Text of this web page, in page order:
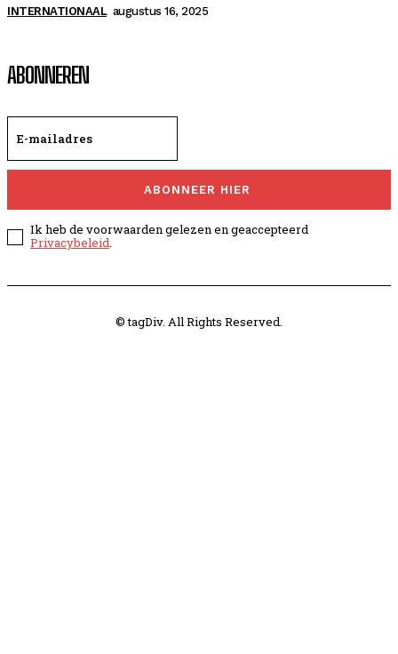
INTERNATIONAAL augustus 16, 2025
ABONNEREN
ABONNEER HIER
Ik heb de voorwaarden gelezen en geaccepteerd
Privacybeleid.
© tagDiv. All Rights Reserved.